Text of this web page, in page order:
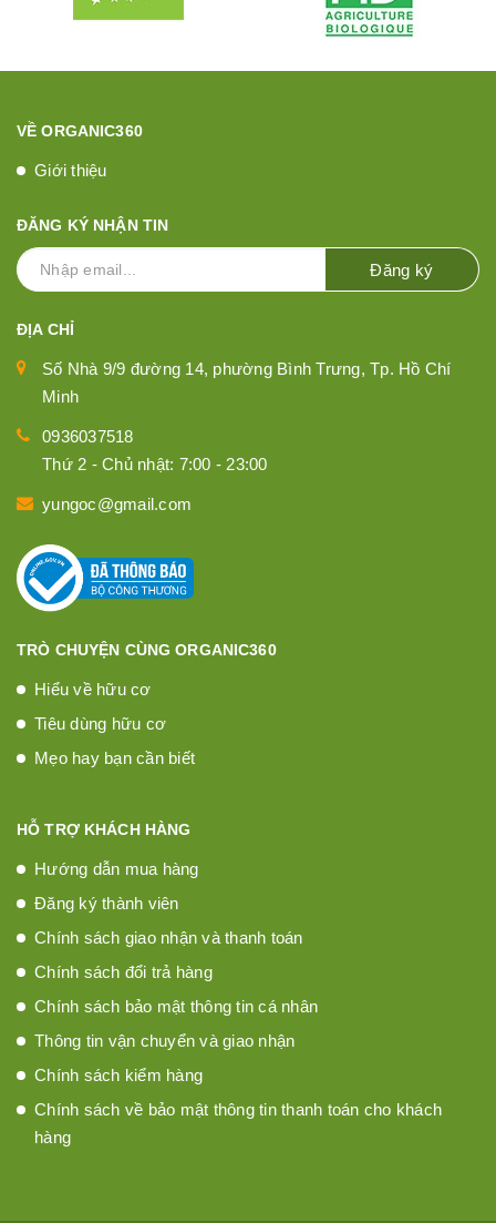
VỀ ORGANIC360
Giới thiệu
ĐĂNG KÝ NHẬN TIN
Đăng ký
ĐỊA CHỈ
Số Nhà 9/9 đường 14, phường Bình Trưng, Tp. Hồ Chí
Minh
0936037518
Thứ 2 - Chủ nhật: 7:00 - 23:00
yungoc@gmail.com
TRÒ CHUYỆN CÙNG ORGANIC360
Hiểu về hữu cơ
Tiêu dùng hữu cơ
Mẹo hay bạn cần biết
HỖ TRỢ KHÁCH HÀNG
Hướng dẫn mua hàng
Đăng ký thành viên
Chính sách giao nhận và thanh toán
Chính sách đổi trả hàng
Chính sách bảo mật thông tin cá nhân
Thông tin vận chuyển và giao nhận
Chính sách kiểm hàng
Chính sách về bảo mật thông tin thanh toán cho khách
hàng